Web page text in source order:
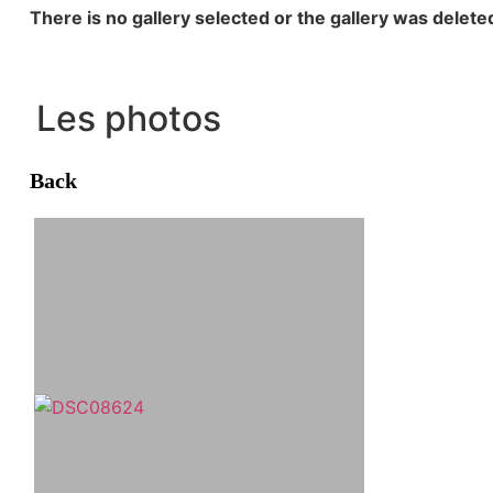
There is no gallery selected or the gallery was
Les photos
Back